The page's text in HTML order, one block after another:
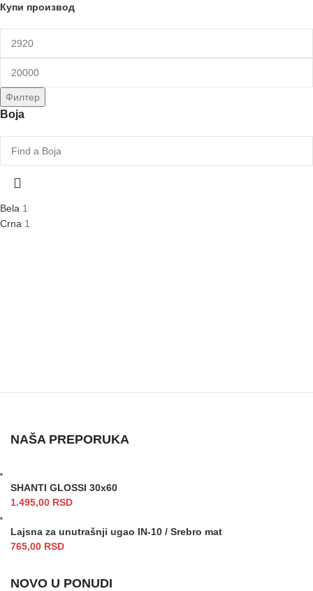
Филтер
Boja
Bela 1
Crna 1
Купи производ
NAŠA PREPORUKA
SHANTI GLOSSI 30x60
1.495,00 RSD
Lajsna za unutrašnji ugao IN-10 / Srebro mat
765,00 RSD
NOVO U PONUDI